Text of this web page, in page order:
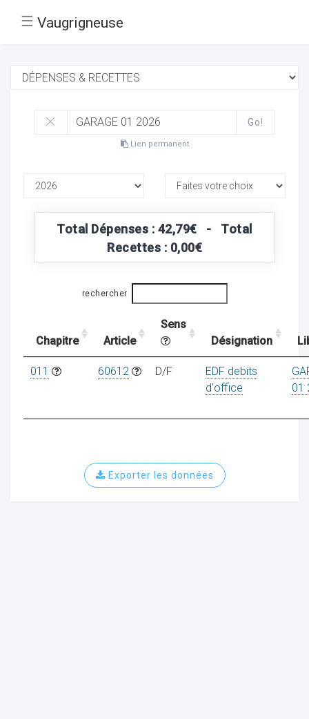
☰ Vaugrigneuse
Go!
Lien permanent
Total Dépenses : 42,79€ - Total
Recettes : 0,00€
rechercher
Chapitre Article
Sens
Désignation
011 60612 D/F
EDF debits
d'office
01
Exporter les données